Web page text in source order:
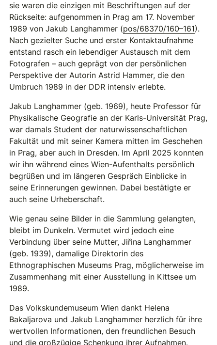
sie waren die einzigen mit Beschriftungen auf der
Rückseite: aufgenommen in Prag am 17. November
1989 von Jakub Langhammer (pos/68370/160–161).
Nach gezielter Suche und erster Kontaktaufnahme
entstand rasch ein lebendiger Austausch mit dem
Fotografen – auch geprägt von der persönlichen
Perspektive der Autorin Astrid Hammer, die den
Umbruch 1989 in der DDR intensiv erlebte.
Jakub Langhammer (geb. 1969), heute Professor für
Physikalische Geografie an der Karls-Universität Prag,
war damals Student der naturwissenschaftlichen
Fakultät und mit seiner Kamera mitten im Geschehen
in Prag, aber auch in Dresden. Im April 2025 konnten
wir ihn während eines Wien-Aufenthalts persönlich
begrüßen und im längeren Gespräch Einblicke in
seine Erinnerungen gewinnen. Dabei bestätigte er
auch seine Urheberschaft.
Wie genau seine Bilder in die Sammlung gelangten,
bleibt im Dunkeln. Vermutet wird jedoch eine
Verbindung über seine Mutter, Jiřina Langhammer
(geb. 1939), damalige Direktorin des
Ethnographischen Museums Prag, möglicherweise im
Zusammenhang mit einer Ausstellung in Kittsee um
1989.
Das Volkskundemuseum Wien dankt Helena
Bakaljarova und Jakub Langhammer herzlich für ihre
wertvollen Informationen, den freundlichen Besuch
und die großzügige Schenkung ihrer Aufnahmen.